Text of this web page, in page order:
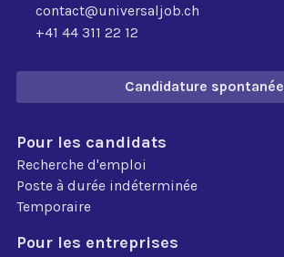
contact@universaljob.ch
+41 44 311 22 12
Candidature spontanée
Pour les candidats
Recherche d'emploi
Poste à durée indéterminée
Temporaire
Pour les entreprises